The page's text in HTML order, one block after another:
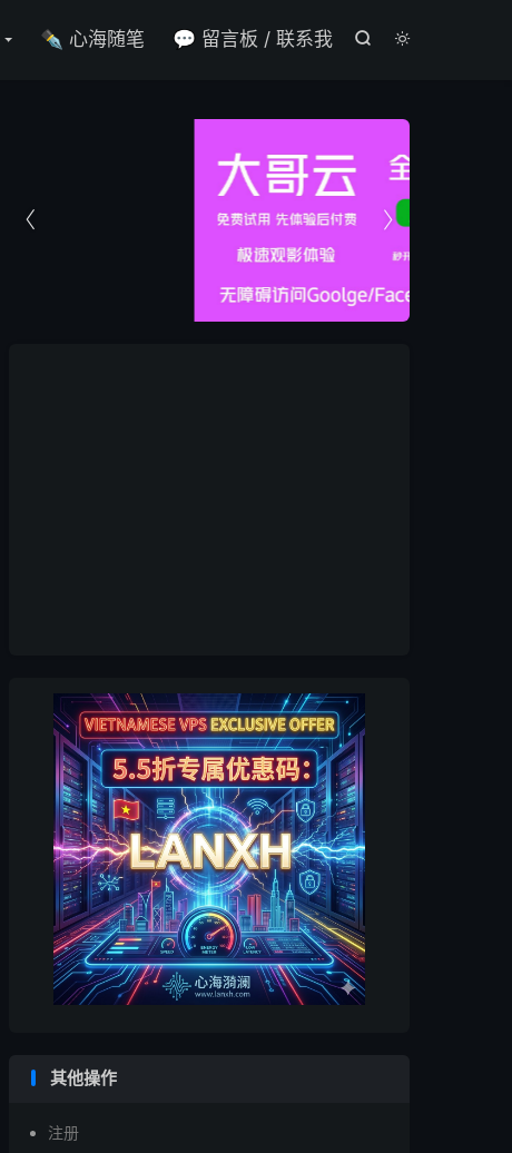


✒️ 心海随笔 💬 留言板 / 联系我


其他操作
注册